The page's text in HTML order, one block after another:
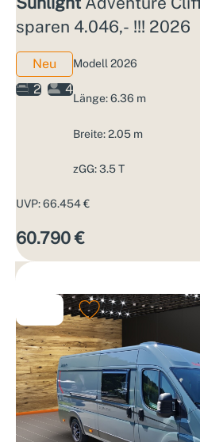
sparen 4.046,- !!! 2026
Neu
2
4
Modell 2026
Länge: 6.36 m
Breite: 2.05 m
zGG: 3.5 T
UVP: 66.454 €
60.790 €